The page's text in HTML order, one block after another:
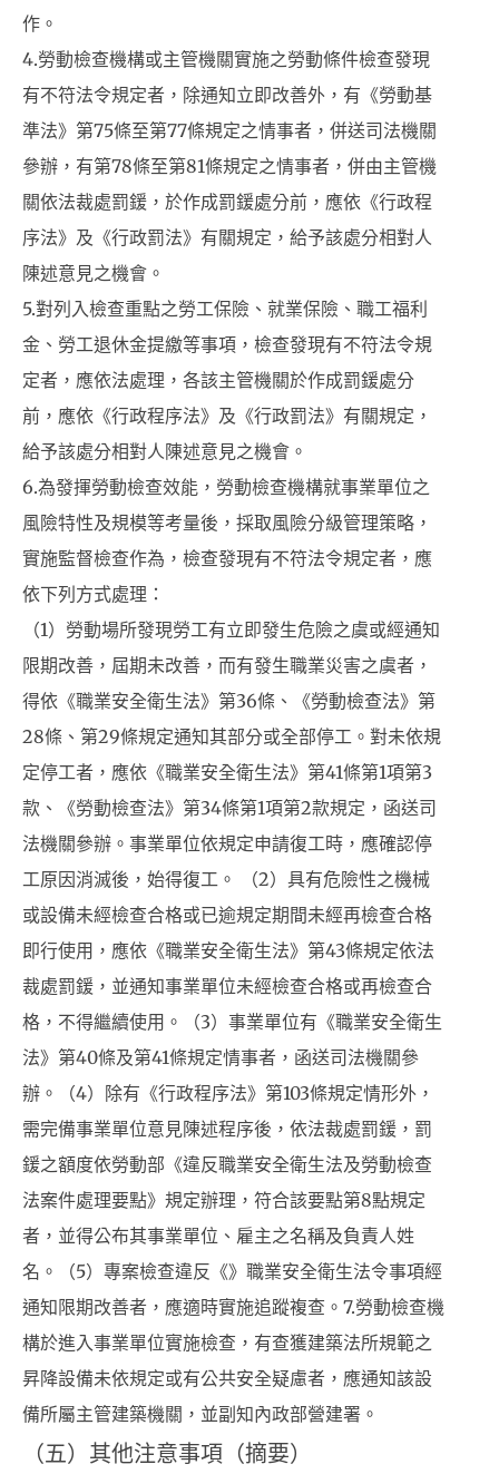
作。
4.勞動檢查機構或主管機關實施之勞動條件檢查發現
有不符法令規定者，除通知立即改善外，有《勞動基
準法》第75條至第77條規定之情事者，併送司法機關
參辦，有第78條至第81條規定之情事者，併由主管機
關依法裁處罰鍰，於作成罰鍰處分前，應依《行政程
序法》及《行政罰法》有關規定，給予該處分相對人
陳述意見之機會。
5.對列入檢查重點之勞工保險、就業保險、職工福利
金、勞工退休金提繳等事項，檢查發現有不符法令規
定者，應依法處理，各該主管機關於作成罰鍰處分
前，應依《行政程序法》及《行政罰法》有關規定，
給予該處分相對人陳述意見之機會。
6.為發揮勞動檢查效能，勞動檢查機構就事業單位之
風險特性及規模等考量後，採取風險分級管理策略，
實施監督檢查作為，檢查發現有不符法令規定者，應
依下列方式處理：
（1）勞動場所發現勞工有立即發生危險之虞或經通知
限期改善，屆期未改善，而有發生職業災害之虞者，
得依《職業安全衛生法》第36條、《勞動檢查法》第
28條、第29條規定通知其部分或全部停工。對未依規
定停工者，應依《職業安全衛生法》第41條第1項第3
款、《勞動檢查法》第34條第1項第2款規定，函送司
法機關參辦。事業單位依規定申請復工時，應確認停
工原因消滅後，始得復工。 （2）具有危險性之機械
或設備未經檢查合格或已逾規定期間未經再檢查合格
即行使用，應依《職業安全衛生法》第43條規定依法
裁處罰鍰，並通知事業單位未經檢查合格或再檢查合
格，不得繼續使用。（3）事業單位有《職業安全衛生
法》第40條及第41條規定情事者，函送司法機關參
辦。（4）除有《行政程序法》第103條規定情形外，
需完備事業單位意見陳述程序後，依法裁處罰鍰，罰
鍰之額度依勞動部《違反職業安全衛生法及勞動檢查
法案件處理要點》規定辦理，符合該要點第8點規定
者，並得公布其事業單位、雇主之名稱及負責人姓
名。（5）專案檢查違反《》職業安全衛生法令事項經
通知限期改善者，應適時實施追蹤複查。7.勞動檢查機
構於進入事業單位實施檢查，有查獲建築法所規範之
昇降設備未依規定或有公共安全疑慮者，應通知該設
備所屬主管建築機關，並副知內政部營建署。
（五）其他注意事項（摘要）